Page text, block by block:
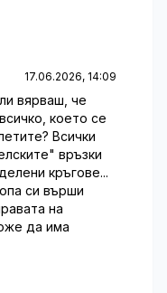
17.06.2026, 14:09
вярваш, че
което се
Всички
връзки
кръгове...
си върши
на
да има